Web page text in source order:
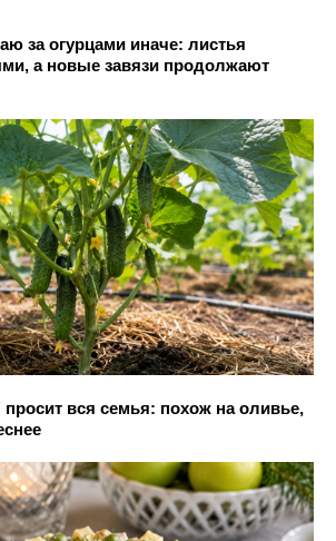
за огурцами иначе: листья
а новые завязи продолжают
вся семья: похож на оливье,